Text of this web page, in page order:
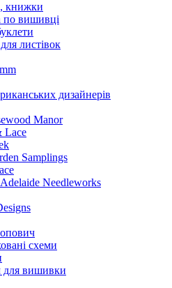
книжки
по вишивці
листівок
дизайнерів
Manor
Lace
Samplings
Needleworks
схеми
для вишивки